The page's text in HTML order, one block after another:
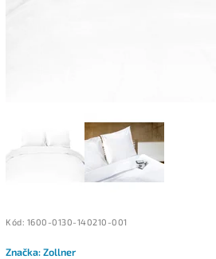
Kód: 1600-0130-140210-001
Značka:Zollner